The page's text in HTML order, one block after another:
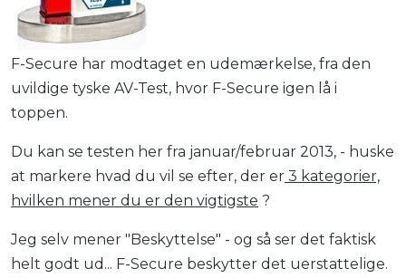
F-Secure har modtaget en udemærkelse, fra den
uvildige tyske AV-Test, hvor F-Secure igen lå i
toppen.
Du kan se testen her fra januar/februar 2013, - huske
at markere hvad du vil se efter, der er 3 kategorier,
hvilken mener du er den vigtigste ?
Jeg selv mener "Beskyttelse" - og så ser det faktisk
helt godt ud... F-Secure beskytter det uerstattelige.